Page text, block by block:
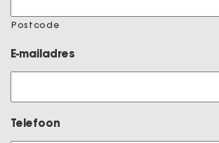
Postcode
E-mailadres
Telefoon